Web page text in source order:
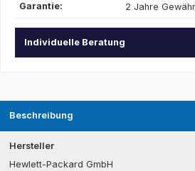
Garantie: 2 Jahre
Individuelle Beratung
Beschreibung
Hersteller
Hewlett-Packard GmbH